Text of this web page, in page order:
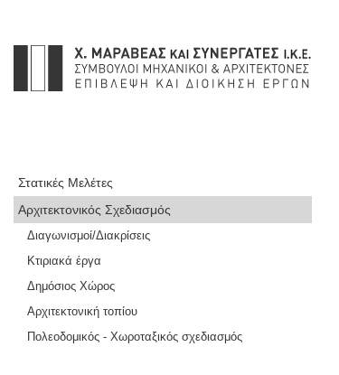
Στατικές Μελέτες
Αρχιτεκτονικός Σχεδιασμός
Διαγωνισμοί/Διακρίσεις
Κτιριακά έργα
Δημόσιος Χώρος
Αρχιτεκτονική τοπίου
Πολεοδομικός - Χωροταξικός σχεδιασμός